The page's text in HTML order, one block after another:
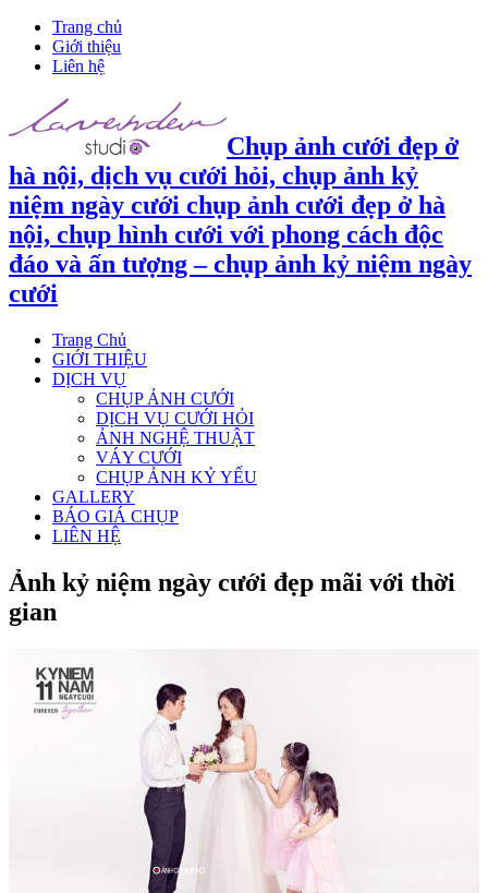
Trang chủ
Giới thiệu
Liên hệ
Chụp ảnh cưới đẹp ở
hà nội, dịch vụ cưới hỏi, chụp ảnh kỷ
niệm ngày cưới chụp ảnh cưới đẹp ở hà
nội, chụp hình cưới với phong cách độc
đáo và ấn tượng – chụp ảnh kỷ niệm ngày
cưới
Trang Chủ
GIỚI THIỆU
DỊCH VỤ
CHỤP ẢNH CƯỚI
DỊCH VỤ CƯỚI HỎI
ẢNH NGHỆ THUẬT
VÁY CƯỚI
CHỤP ẢNH KỶ YẾU
GALLERY
BÁO GIÁ CHỤP
LIÊN HỆ
Ảnh kỷ niệm ngày cưới đẹp mãi với thời
gian